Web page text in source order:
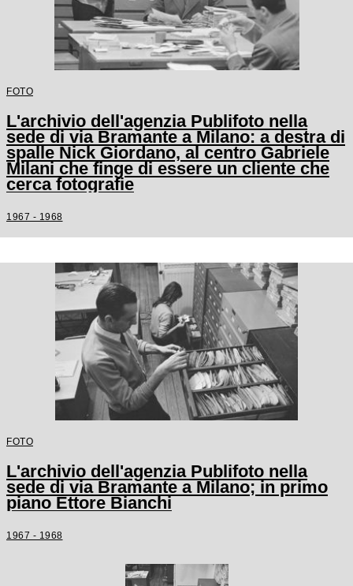
FOTO
L'archivio dell'agenzia Publifoto nella
sede di via Bramante a Milano: a destra di
spalle Nick Giordano, al centro Gabriele
Milani che finge di essere un cliente che
cerca fotografie
1967 - 1968
FOTO
L'archivio dell'agenzia Publifoto nella
sede di via Bramante a Milano; in primo
piano Ettore Bianchi
1967 - 1968